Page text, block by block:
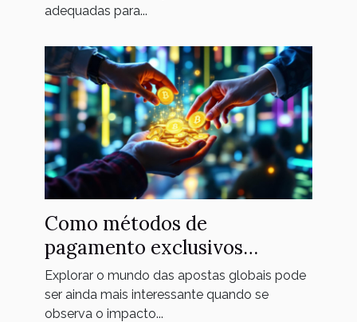
adequadas para...
Como métodos de
pagamento exclusivos
impactam sua experiência em
apostas globais
Explorar o mundo das apostas globais pode
ser ainda mais interessante quando se
observa o impacto...